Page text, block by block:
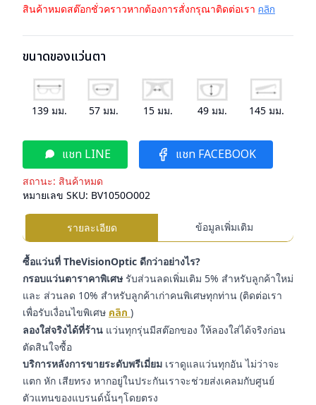
สินค้าหมดสต๊อกชั่วคราวหากต้องการสั่งกรุณาติดต่อเรา คลิก
ขนาดของแว่นตา
139 มม. 57 มม. 15มม. 49มม. 145มม.
แชท LINE แชท FACEBOOK
สถานะ: สินค้าหมด
หมายเลข SKU: BV1050O002
รายละเอียด ข้อมูลเพิ่มเติม
ซื้อแว่นที่ TheVisionOptic ดีกว่าอย่างไร?
กรอบแว่นตาราคาพิเศษ รับส่วนลดเพิ่มเติม 5% สำหรับลูกค้าใหม่
และ ส่วนลด 10% สำหรับลูกค้าเก่าคนพิเศษทุกท่าน (ติดต่อเรา
เพื่อรับเงื่อนไขพิเศษ คลิก )
ลองใส่จริงได้ที่ร้าน แว่นทุกรุ่นมีสต๊อกของ ให้ลองใส่ได้จริงก่อน
ตัดสินใจซื้อ
บริการหลังการขายระดับพรีเมี่ยม เราดูแลแว่นทุกอัน ไม่ว่าจะ
แตก หัก เสียทรง หากอยู่ในประกันเราจะช่วยส่งเคลมกับศูนย์
ตัวแทนของแบรนด์นั้นๆโดยตรง